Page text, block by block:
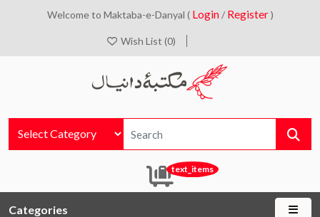
Welcome to Maktaba-e-Danyal ( Login / Register )
Wish List (0)
text_items
Categories